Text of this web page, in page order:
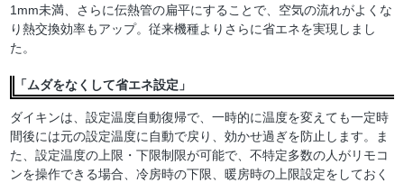
1mm未満、さらに伝熱管の扁平にすることで、空気の流れがよくな
り熱交換効率もアップ。従来機種よりさらに省エネを実現しまし
た。
「ムダをなくして省エネ設定」
ダイキンは、設定温度自動復帰で、一時的に温度を変えても一定時
間後には元の設定温度に自動で戻り、効かせ過ぎを防止します。ま
た、設定温度の上限・下限制限が可能で、不特定多数の人がリモコ
ンを操作できる場合、冷房時の下限、暖房時の上限設定をしておく